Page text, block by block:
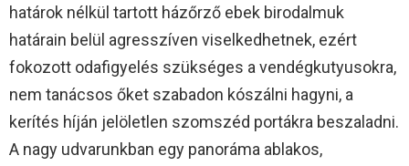
határok nélkül tartott házőrző ebek birodalmuk
határain belül agresszíven viselkedhetnek, ezért
fokozott odafigyelés szükséges a vendégkutyusokra,
nem tanácsos őket szabadon kószálni hagyni, a
kerítés híján jelöletlen szomszéd portákra beszaladni.
A nagy udvarunkban egy panoráma ablakos,